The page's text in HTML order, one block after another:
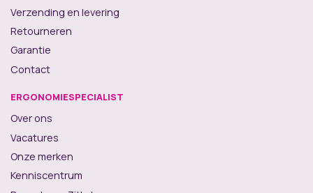
Verzending en levering
Retourneren
Garantie
Contact
ERGONOMIESPECIALIST
Over ons
Vacatures
Onze merken
Kenniscentrum